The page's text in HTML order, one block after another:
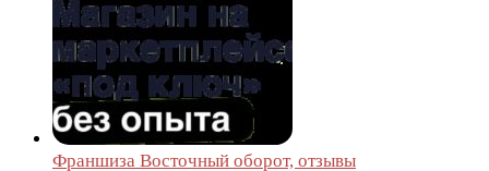
Франшиза Восточный оборот, отзывы